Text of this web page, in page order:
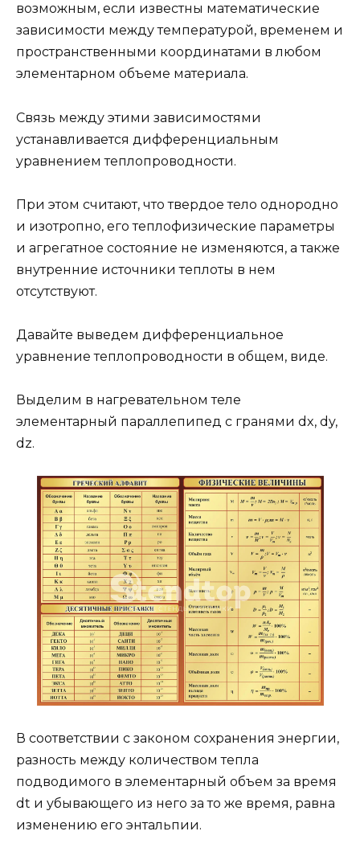
возможным, если известны математические
зависимости между температурой, временем и
пространственными координатами в любом
элементарном объеме материала.
Связь между этими зависимостями
устанавливается дифференциальным
уравнением теплопроводности.
При этом считают, что твердое тело однородно
и изотропно, его теплофизические параметры
и агрегатное состояние не изменяются, а также
внутренние источники теплоты в нем
отсутствуют.
Давайте выведем дифференциальное
уравнение теплопроводности в общем, виде.
Выделим в нагревательном теле
элементарный параллепипед с гранями dx, dy,
dz.
В соответствии с законом сохранения энергии,
разность между количеством тепла
подводимого в элементарный объем за время
dt и убывающего из него за то же время, равна
изменению его энтальпии.